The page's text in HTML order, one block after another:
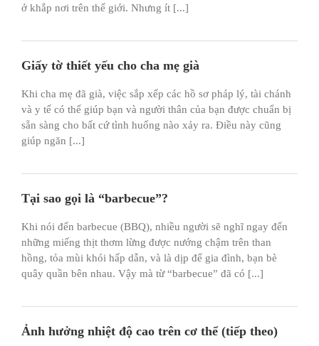
ở khắp nơi trên thế giới. Nhưng ít [...]
Giấy tờ thiết yếu cho cha mẹ già
Khi cha mẹ đã già, việc sắp xếp các hồ sơ pháp lý, tài chánh
và y tế có thể giúp bạn và người thân của bạn được chuẩn bị
sẵn sàng cho bất cứ tình huống nào xảy ra. Điều này cũng
giúp ngăn [...]
Tại sao gọi là “barbecue”?
Khi nói đến barbecue (BBQ), nhiều người sẽ nghĩ ngay đến
những miếng thịt thơm lừng được nướng chậm trên than
hồng, tỏa mùi khói hấp dẫn, và là dịp để gia đình, bạn bè
quây quần bên nhau. Vậy mà từ “barbecue” đã có [...]
Ảnh hưởng nhiệt độ cao trên cơ thể (tiếp theo)